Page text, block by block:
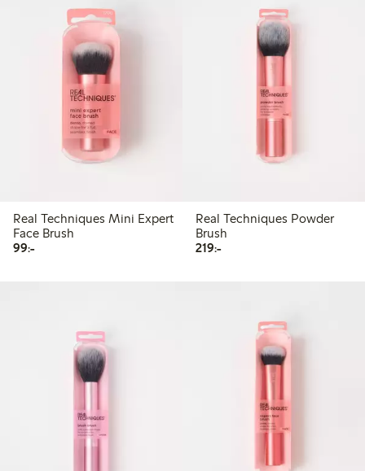
Real Techniques Mini Expert
Face Brush
99:-99,00 kr
Real Techniques Powder
Brush
219:-219,00 kr